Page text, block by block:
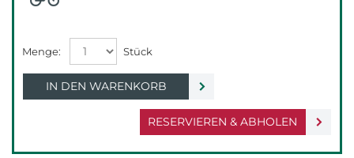
RESERVIEREN & ABHOLEN
IN DEN WARENKORB